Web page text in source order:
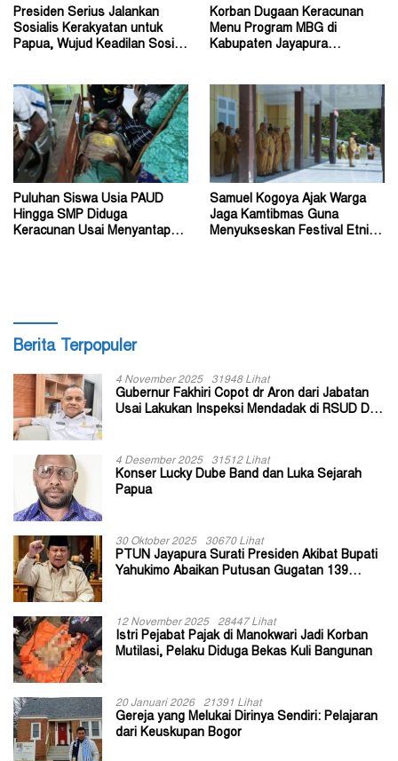
Presiden Serius Jalankan
Sosialis Kerakyatan untuk
Papua, Wujud Keadilan Sosial
Korban Dugaan Keracunan
Menu Program MBG di
Kabupaten Jayapura
Puluhan Siswa Usia PAUD
Hingga SMP Diduga
Keracunan Usai Menyantap
Samuel Kogoya Ajak Warga
Jaga Kamtibmas Guna
Menyukseskan Festival Etnik
Berita Terpopuler
4 November 2025 31948 Lihat
Gubernur Fakhiri Copot dr Aron dari Jabatan
Usai Lakukan Inspeksi Mendadak di RSUD Dok
4 Desember 2025 31512 Lihat
Konser Lucky Dube Band dan Luka Sejarah
Papua
30 Oktober 2025 30670 Lihat
PTUN Jayapura Surati Presiden Akibat Bupati
Yahukimo Abaikan Putusan Gugatan 139
12 November 2025 28447 Lihat
Istri Pejabat Pajak di Manokwari Jadi Korban
Mutilasi, Pelaku Diduga Bekas Kuli Bangunan
20 Januari 2026 21391 Lihat
Gereja yang Melukai Dirinya Sendiri: Pelajaran
dari Keuskupan Bogor